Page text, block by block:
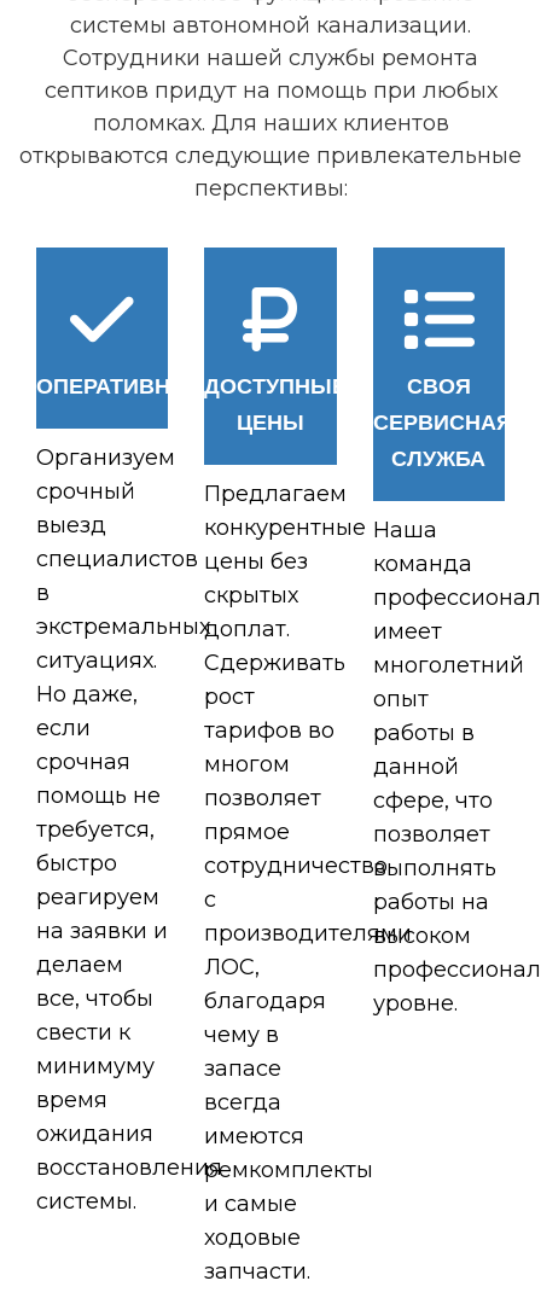
системы автономной канализации.
Сотрудники нашей службы ремонта
септиков придут на помощь при любых
поломках. Для наших клиентов
открываются следующие привлекательные
перспективы:
ОПЕРАТИВНОСТЬ
Организуем
срочный
выезд
специалистов
в
экстремальных
ситуациях.
Но даже,
если
срочная
помощь не
требуется,
быстро
реагируем
на заявки и
делаем
все, чтобы
свести к
минимуму
время
ожидания
восстановления
системы.
ДОСТУПНЫЕ
ЦЕНЫ
Предлагаем
конкурентные
цены без
скрытых
доплат.
Сдерживать
рост
тарифов во
многом
позволяет
прямое
сотрудничество
с
производителями
ЛОС,
благодаря
чему в
запасе
всегда
имеются
ремкомплекты
и самые
ходовые
запчасти.
СВОЯ
СЕРВИСНАЯ
СЛУЖБА
Наша
команда
имеет
многолетний
опыт
работы в
данной
сфере, что
позволяет
выполнять
работы на
высоком
уровне.